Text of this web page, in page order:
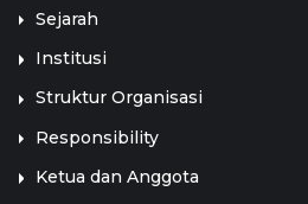
Sejarah
Institusi
Struktur Organisasi
Responsibility
Ketua dan Anggota